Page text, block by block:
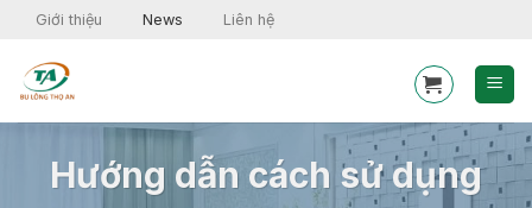
Skip
content
Giới thiệu News Liên hệ
Hướng dẫn cách sử dụng